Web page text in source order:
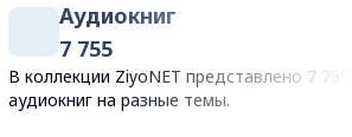
Аудиокниг
7 755
В коллекции ZiyoNET представлено 7 755
аудиокниг на разные темы.